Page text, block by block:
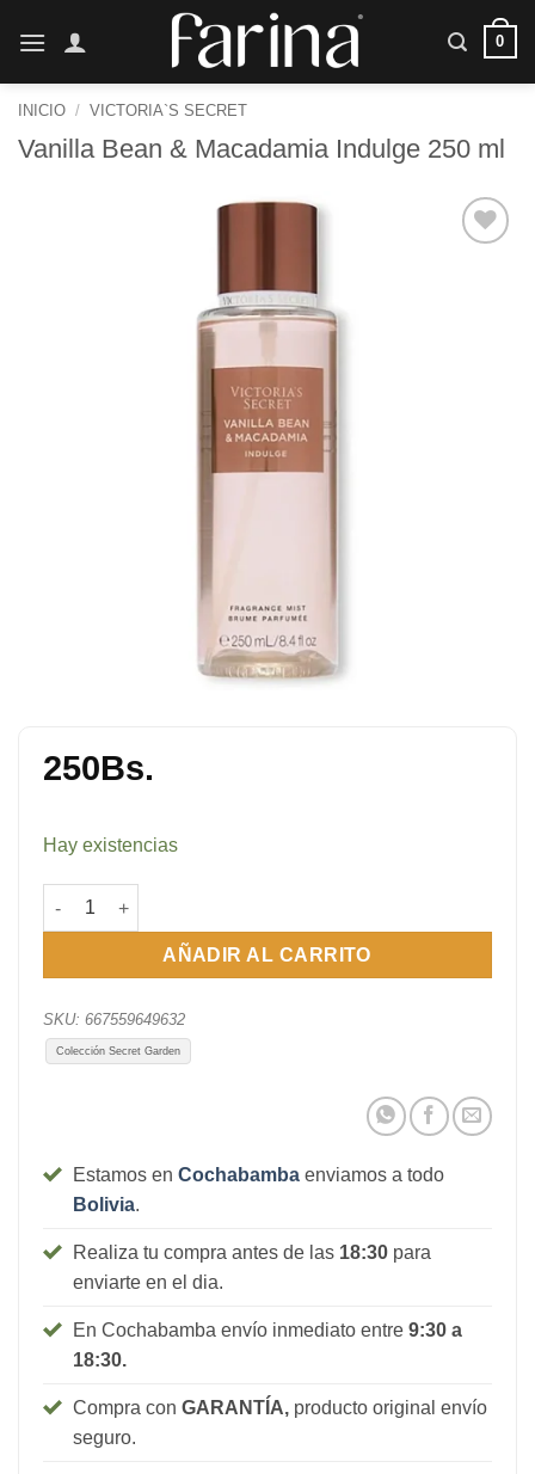
0
INICIO / VICTORIA`S SECRET
Vanilla Bean & Macadamia Indulge 250 ml
250Bs.
Hay existencias
Vanilla Bean & Macadamia Indulge 250 ml cantidad
AÑADIR AL CARRITO
SKU: 667559649632
Colección Secret Garden
Estamos en Cochabamba enviamos a todo
Bolivia.
Realiza tu compra antes de las 18:30para
enviarte en el dia.
En Cochabamba envío inmediato entre 9:30 a
18:30.
Compra con GARANTÍA,producto original envío
seguro.